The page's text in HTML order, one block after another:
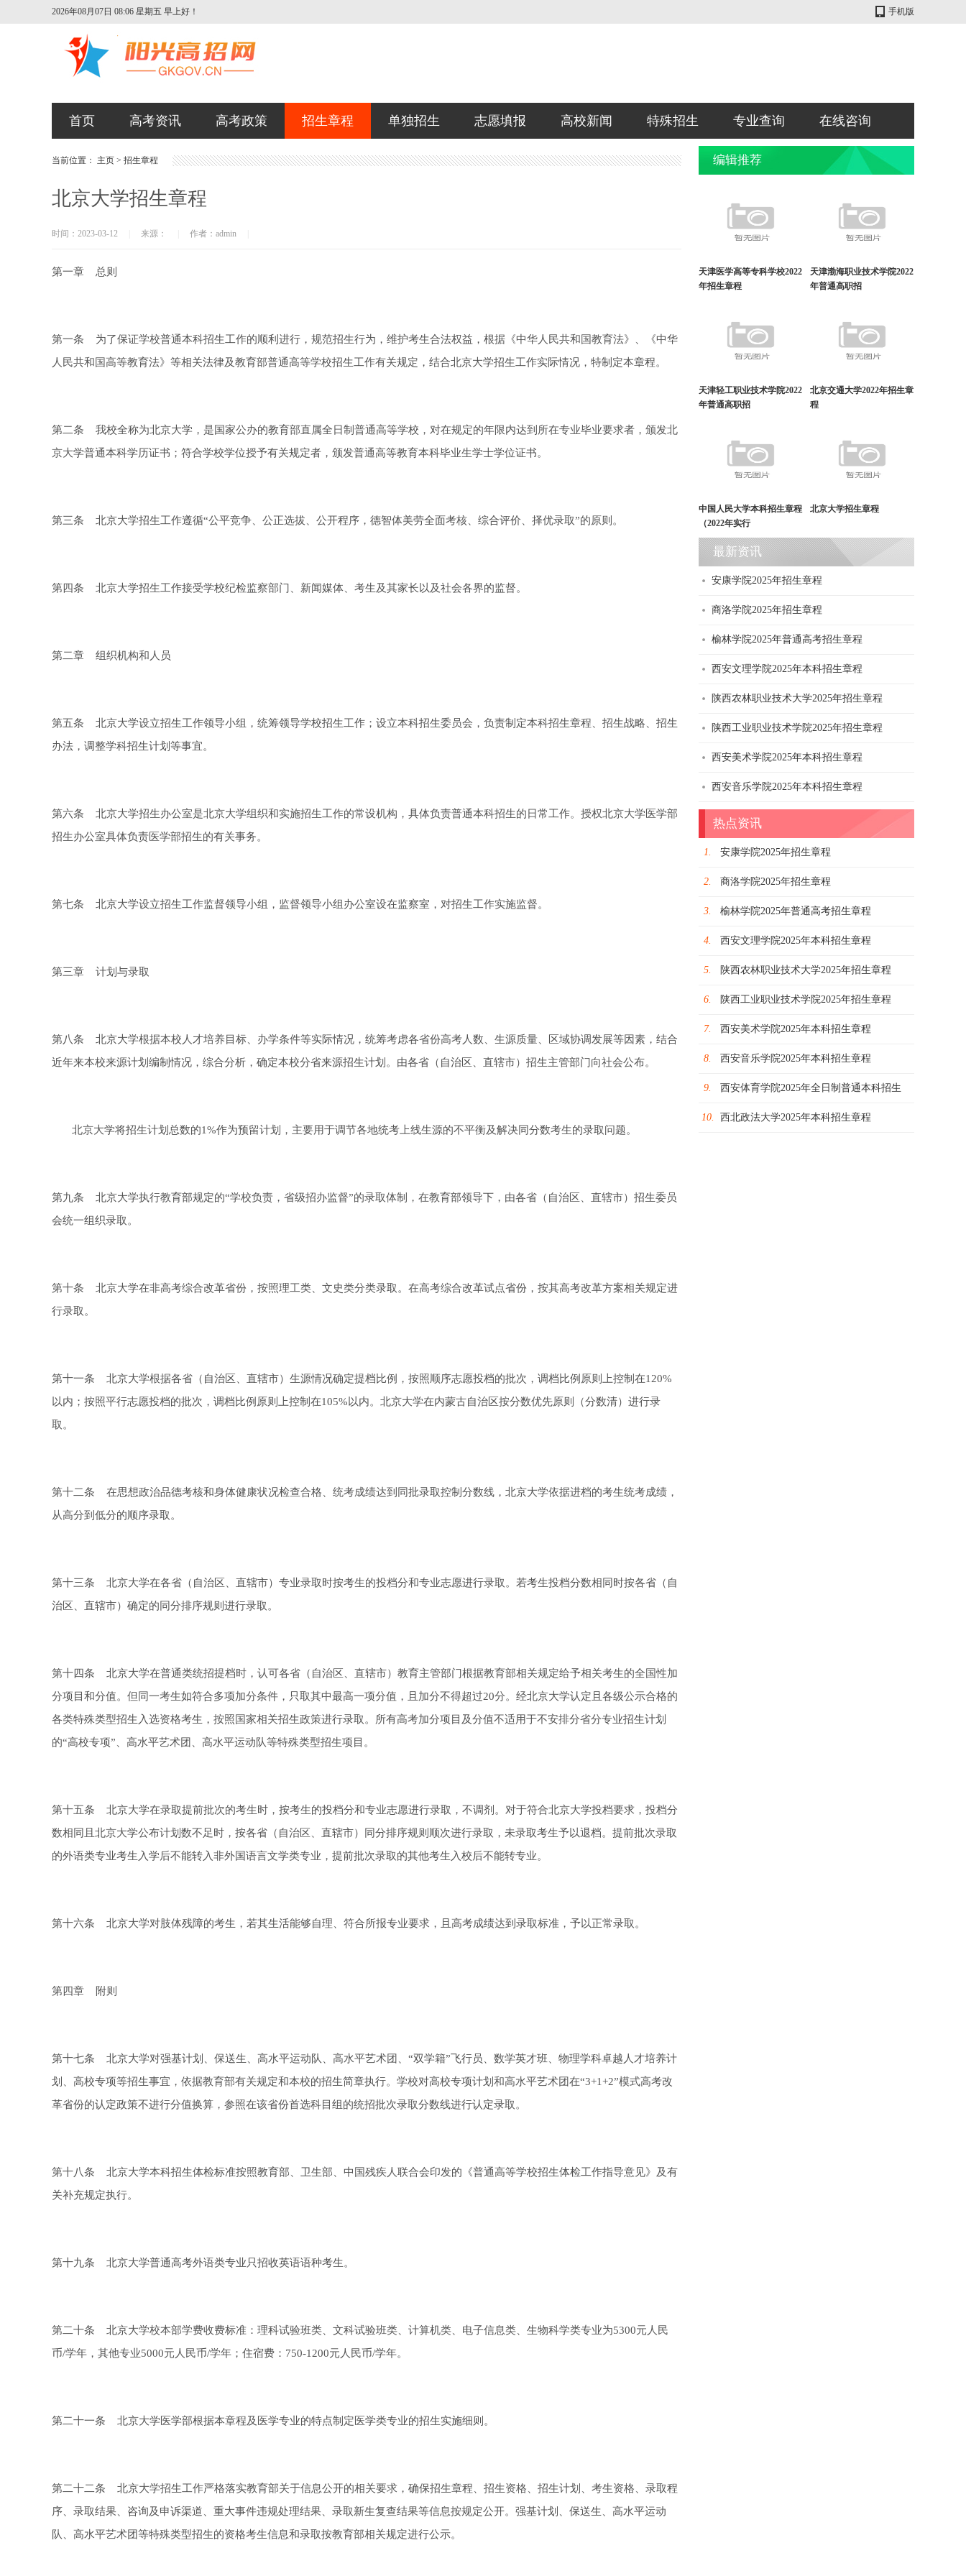
手机版
2026年08月07日 08:06 星期五 早上好！
首页 高考资讯 高考政策 招生章程 单独招生 志愿填报 高校新闻 特殊招生 专业查询 在线咨询
当前位置： 主页 > 招生章程
北京大学招生章程
时间：2023-03-12 来源： 作者：admin
第一章 总则
第一条 为了保证学校普通本科招生工作的顺利进行，规范招生行为，维护考生合法权益，根据《中华人民共和国教育法》、《中华
人民共和国高等教育法》等相关法律及教育部普通高等学校招生工作有关规定，结合北京大学招生工作实际情况，特制定本章程。
第二条 我校全称为北京大学，是国家公办的教育部直属全日制普通高等学校，对在规定的年限内达到所在专业毕业要求者，颁发北
京大学普通本科学历证书；符合学校学位授予有关规定者，颁发普通高等教育本科毕业生学士学位证书。
第三条 北京大学招生工作遵循“公平竞争、公正选拔、公开程序，德智体美劳全面考核、综合评价、择优录取”的原则。
第四条 北京大学招生工作接受学校纪检监察部门、新闻媒体、考生及其家长以及社会各界的监督。
第二章 组织机构和人员
第五条 北京大学设立招生工作领导小组，统筹领导学校招生工作；设立本科招生委员会，负责制定本科招生章程、招生战略、招生
办法，调整学科招生计划等事宜。
第六条 北京大学招生办公室是北京大学组织和实施招生工作的常设机构，具体负责普通本科招生的日常工作。授权北京大学医学部
招生办公室具体负责医学部招生的有关事务。
第七条 北京大学设立招生工作监督领导小组，监督领导小组办公室设在监察室，对招生工作实施监督。
第三章 计划与录取
第八条 北京大学根据本校人才培养目标、办学条件等实际情况，统筹考虑各省份高考人数、生源质量、区域协调发展等因素，结合
近年来本校来源计划编制情况，综合分析，确定本校分省来源招生计划。由各省（自治区、直辖市）招生主管部门向社会公布。
北京大学将招生计划总数的1%作为预留计划，主要用于调节各地统考上线生源的不平衡及解决同分数考生的录取问题。
第九条 北京大学执行教育部规定的“学校负责，省级招办监督”的录取体制，在教育部领导下，由各省（自治区、直辖市）招生委员
会统一组织录取。
第十条 北京大学在非高考综合改革省份，按照理工类、文史类分类录取。在高考综合改革试点省份，按其高考改革方案相关规定进
行录取。
第十一条 北京大学根据各省（自治区、直辖市）生源情况确定提档比例，按照顺序志愿投档的批次，调档比例原则上控制在120%
以内；按照平行志愿投档的批次，调档比例原则上控制在105%以内。北京大学在内蒙古自治区按分数优先原则（分数清）进行录
取。
第十二条 在思想政治品德考核和身体健康状况检查合格、统考成绩达到同批录取控制分数线，北京大学依据进档的考生统考成绩，
从高分到低分的顺序录取。
第十三条 北京大学在各省（自治区、直辖市）专业录取时按考生的投档分和专业志愿进行录取。若考生投档分数相同时按各省（自
治区、直辖市）确定的同分排序规则进行录取。
第十四条 北京大学在普通类统招提档时，认可各省（自治区、直辖市）教育主管部门根据教育部相关规定给予相关考生的全国性加
分项目和分值。但同一考生如符合多项加分条件，只取其中最高一项分值，且加分不得超过20分。经北京大学认定且各级公示合格的
各类特殊类型招生入选资格考生，按照国家相关招生政策进行录取。所有高考加分项目及分值不适用于不安排分省分专业招生计划
的“高校专项”、高水平艺术团、高水平运动队等特殊类型招生项目。
第十五条 北京大学在录取提前批次的考生时，按考生的投档分和专业志愿进行录取，不调剂。对于符合北京大学投档要求，投档分
数相同且北京大学公布计划数不足时，按各省（自治区、直辖市）同分排序规则顺次进行录取，未录取考生予以退档。提前批次录取
的外语类专业考生入学后不能转入非外国语言文学类专业，提前批次录取的其他考生入校后不能转专业。
第十六条 北京大学对肢体残障的考生，若其生活能够自理、符合所报专业要求，且高考成绩达到录取标准，予以正常录取。
第四章 附则
第十七条 北京大学对强基计划、保送生、高水平运动队、高水平艺术团、“双学籍”飞行员、数学英才班、物理学科卓越人才培养计
划、高校专项等招生事宜，依据教育部有关规定和本校的招生简章执行。学校对高校专项计划和高水平艺术团在“3+1+2”模式高考改
革省份的认定政策不进行分值换算，参照在该省份首选科目组的统招批次录取分数线进行认定录取。
第十八条 北京大学本科招生体检标准按照教育部、卫生部、中国残疾人联合会印发的《普通高等学校招生体检工作指导意见》及有
关补充规定执行。
第十九条 北京大学普通高考外语类专业只招收英语语种考生。
第二十条 北京大学校本部学费收费标准：理科试验班类、文科试验班类、计算机类、电子信息类、生物科学类专业为5300元人民
币/学年，其他专业5000元人民币/学年；住宿费：750-1200元人民币/学年。
第二十一条 北京大学医学部根据本章程及医学专业的特点制定医学类专业的招生实施细则。
第二十二条 北京大学招生工作严格落实教育部关于信息公开的相关要求，确保招生章程、招生资格、招生计划、考生资格、录取程
序、录取结果、咨询及申诉渠道、重大事件违规处理结果、录取新生复查结果等信息按规定公开。强基计划、保送生、高水平运动
队、高水平艺术团等特殊类型招生的资格考生信息和录取按教育部相关规定进行公示。
编辑推荐
天津医学高等专科学校2022
年招生章程
天津渤海职业技术学院2022
年普通高职招
天津轻工职业技术学院2022
年普通高职招
北京交通大学2022年招生章
程
中国人民大学本科招生章程
（2022年实行
北京大学招生章程
最新资讯
安康学院2025年招生章程
商洛学院2025年招生章程
榆林学院2025年普通高考招生章程
西安文理学院2025年本科招生章程
陕西农林职业技术大学2025年招生章程
陕西工业职业技术学院2025年招生章程
西安美术学院2025年本科招生章程
西安音乐学院2025年本科招生章程
热点资讯
1. 安康学院2025年招生章程
2. 商洛学院2025年招生章程
3. 榆林学院2025年普通高考招生章程
4. 西安文理学院2025年本科招生章程
5. 陕西农林职业技术大学2025年招生章程
6. 陕西工业职业技术学院2025年招生章程
7. 西安美术学院2025年本科招生章程
8. 西安音乐学院2025年本科招生章程
9. 西安体育学院2025年全日制普通本科招生
10. 西北政法大学2025年本科招生章程